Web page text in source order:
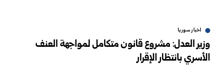
اخبار سوريا
وزير العدل: مشروع قانون متكامل لمواجهة العنف
الأسري بانتظار الإقرار